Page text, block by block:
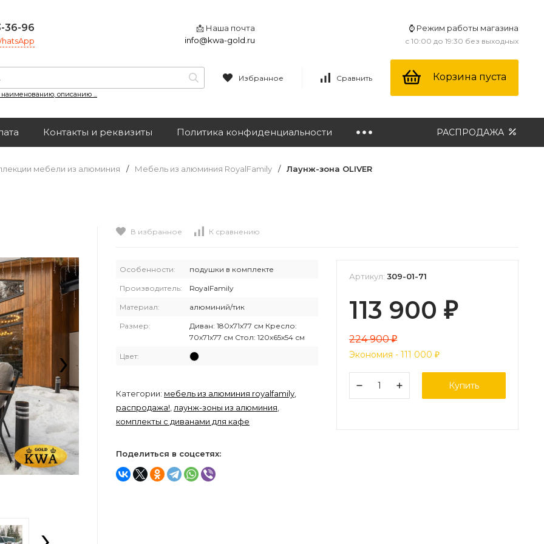
36-96
📩 Наша почта
info@kwa-gold.ru
⌚ Режим работы магазина
с 10:00 до 19:30 без выходных
наименованию, описанию ...
Избранное Сравнить Корзина пуста
Контакты и реквизиты Политика конфиденциальности РАСПРОДАЖА
мебели из алюминия / Мебель из алюминия RoyalFamily / Лаунж-зона OLIVER
›
В избранное К сравнению
Особенности: подушки в комплекте
Производитель: RoyalFamily
Материал: алюминий/тик
Размер:
Диван: 180х71х77 см Кресло:
70х71х77 см Стол: 120х65х54 см
Цвет:
Категории: мебель из алюминия royalfamily
распродажа! лаунж-зоны из алюминия
комплекты с диванами для кафе
Поделиться в соцсетях:
Артикул: 309-01-71
113 900 ₽
224 900₽
Экономия - 111 000 ₽
Купить